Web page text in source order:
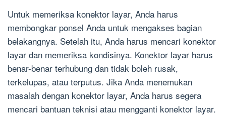
Untuk memeriksa konektor layar, Anda harus
membongkar ponsel Anda untuk mengakses bagian
belakangnya. Setelah itu, Anda harus mencari konektor
layar dan memeriksa kondisinya. Konektor layar harus
benar-benar terhubung dan tidak boleh rusak,
terkelupas, atau terputus. Jika Anda menemukan
masalah dengan konektor layar, Anda harus segera
mencari bantuan teknisi atau mengganti konektor layar.